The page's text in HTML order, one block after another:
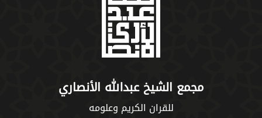
مجمع الشيخ عبدالله الأنصاري
للقران الكريم وعلومه